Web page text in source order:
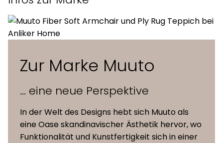
Höhe 81,3 cm
Sitz &
Schale
Stahlverstärkung, Schale aus
Watteschichten ummantelt und mit
einer Textilbespannung versehen
Zur Marke Muuto
... eine neue Perspektive
In der Welt des Designs hebt sich Muuto als
eine Oase skandinavischer Ästhetik hervor, wo
Funktionalität und Kunstfertigkeit sich in einer